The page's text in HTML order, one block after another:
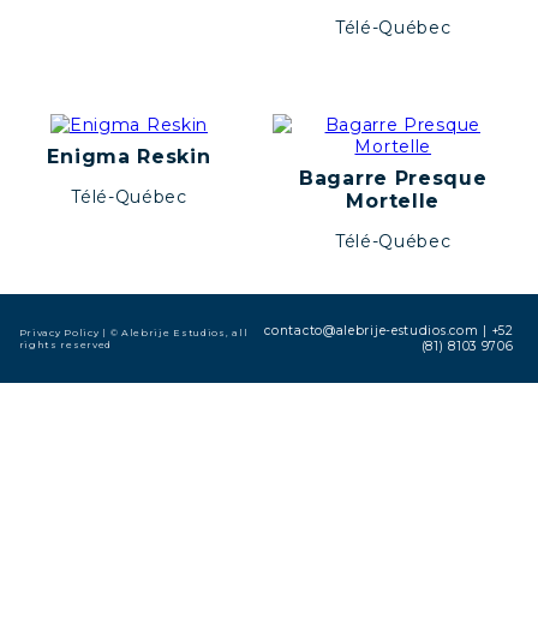
Télé-Québec
Enigma Reskin
Télé-Québec
Bagarre Presque
Mortelle
Télé-Québec
Privacy Policy | © Alebrije Estudios, all
rights reserved
contacto@alebrije-estudios.com
+52
(81) 8103 9706